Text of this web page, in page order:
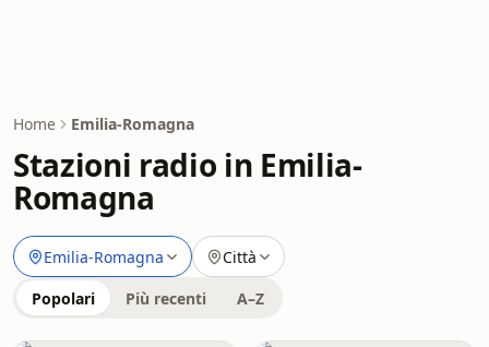
Home Emilia-Romagna
Stazioni radio in Emilia-
Romagna
Emilia-Romagna Città
Popolari Più recenti A–Z